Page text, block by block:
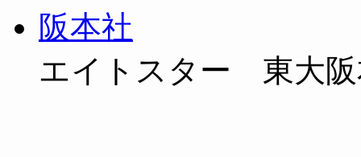
エイトスター 東大阪